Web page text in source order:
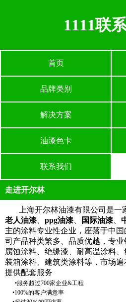
1111联
首页
品牌类别
解决方案
油漆色卡
联系我们
走进开尔林
上海开尔林油漆有限公司是一
老人油漆
ppg油漆 国际油漆
主的涂料专业性企业，座落于中
司产品种类繁多、品质优越，专
腐蚀涂料、绝缘漆、耐高温涂料
装箱涂料、建筑类涂料等，市场
提供配套服务
•服务超过700家企业&工程
•100%的客户满意率